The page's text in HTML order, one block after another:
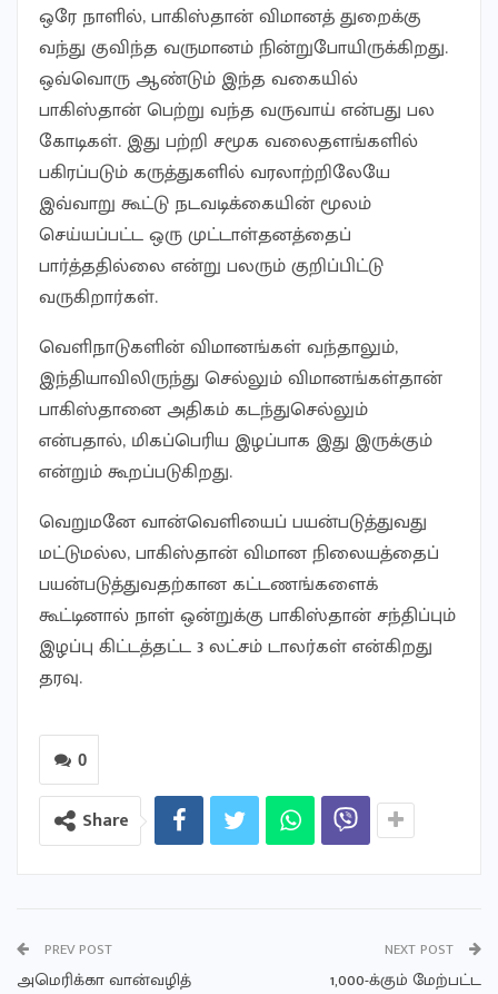
ஒரே நாளில், பாகிஸ்தான் விமானத் துறைக்கு
வந்து குவிந்த வருமானம் நின்றுபோயிருக்கிறது.
ஒவ்வொரு ஆண்டும் இந்த வகையில்
பாகிஸ்தான் பெற்று வந்த வருவாய் என்பது பல
கோடிகள். இது பற்றி சமூக வலைதளங்களில்
பகிரப்படும் கருத்துகளில் வரலாற்றிலேயே
இவ்வாறு கூட்டு நடவடிக்கையின் மூலம்
செய்யப்பட்ட ஒரு முட்டாள்தனத்தைப்
பார்த்ததில்லை என்று பலரும் குறிப்பிட்டு
வருகிறார்கள்.
வெளிநாடுகளின் விமானங்கள் வந்தாலும்,
இந்தியாவிலிருந்து செல்லும் விமானங்கள்தான்
பாகிஸ்தானை அதிகம் கடந்துசெல்லும்
என்பதால், மிகப்பெரிய இழப்பாக இது இருக்கும்
என்றும் கூறப்படுகிறது.
வெறுமனே வான்வெளியைப் பயன்படுத்துவது
மட்டுமல்ல, பாகிஸ்தான் விமான நிலையத்தைப்
பயன்படுத்துவதற்கான கட்டணங்களைக்
கூட்டினால் நாள் ஒன்றுக்கு பாகிஸ்தான் சந்திப்பும்
இழப்பு கிட்டத்தட்ட 3 லட்சம் டாலர்கள் என்கிறது
தரவு.
0
Share
PREV POST
அமெரிக்கா வான்வழித்
NEXT POST
1,000-க்கும் மேற்பட்ட